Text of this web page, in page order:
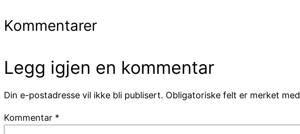
Kommentarer
Legg igjen en kommentar
Din e-postadresse vil ikke bli publisert. Obligatoriske felt er merket med
Kommentar *